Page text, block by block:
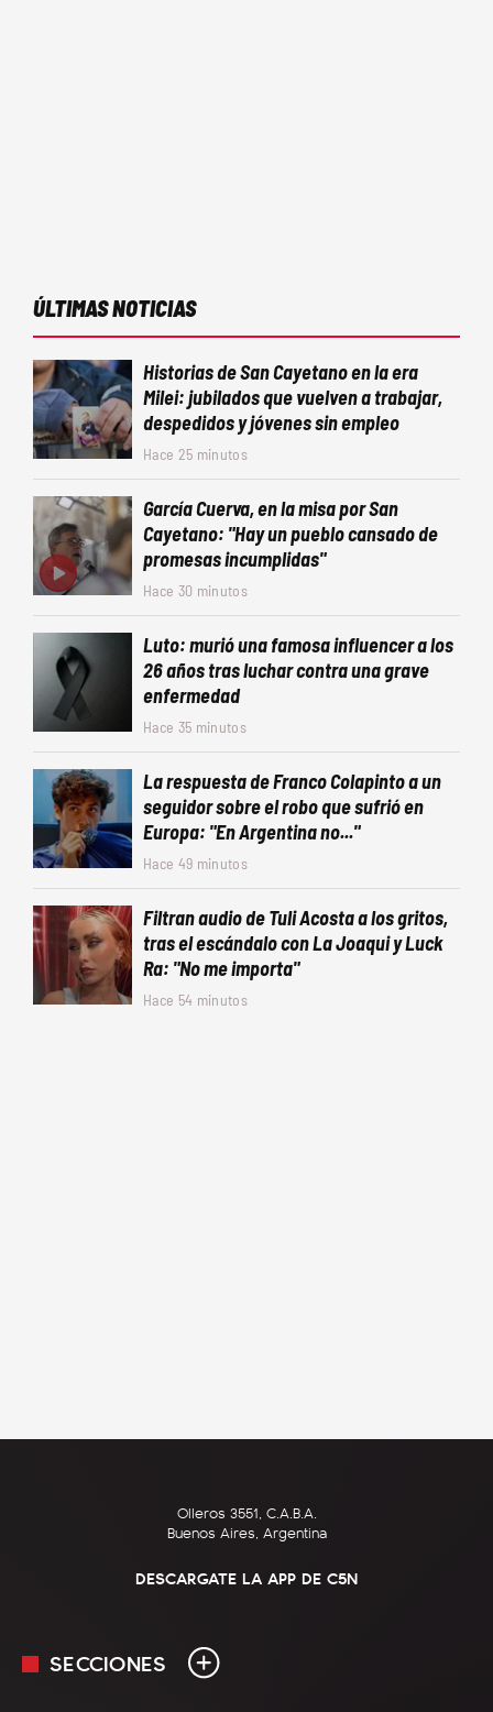
ÚLTIMAS NOTICIAS
Historias de San Cayetano en la era
Milei: jubilados que vuelven a trabajar,
despedidos y jóvenes sin empleo
Hace 25 minutos
García Cuerva, en la misa por San
Cayetano: "Hay un pueblo cansado de
promesas incumplidas"
Hace 30 minutos
Luto: murió una famosa influencer a los
26 años tras luchar contra una grave
enfermedad
Hace 35 minutos
La respuesta de Franco Colapinto a un
seguidor sobre el robo que sufrió en
Europa: "En Argentina no..."
Hace 49 minutos
Filtran audio de Tuli Acosta a los gritos,
tras el escándalo con La Joaqui y Luck
Ra: "No me importa"
Hace 54 minutos
Olleros 3551, C.A.B.A.
Buenos Aires, Argentina
DESCARGATE LA APP DE C5N
SECCIONES